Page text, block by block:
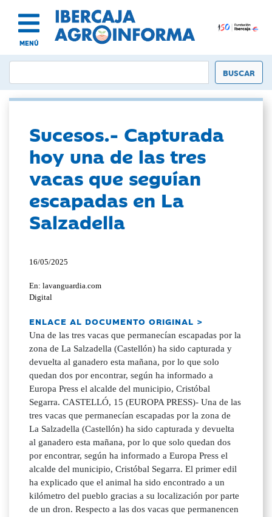
MENÚ
Sucesos.- Capturada
hoy una de las tres
vacas que seguían
escapadas en La
Salzadella
16/05/2025
En: lavanguardia.com
Digital
ENLACE AL DOCUMENTO ORIGINAL >
Una de las tres vacas que permanecían escapadas por la
zona de La Salzadella (Castellón) ha sido capturada y
devuelta al ganadero esta mañana, por lo que solo
quedan dos por encontrar, según ha informado a
Europa Press el alcalde del municipio, Cristóbal
Segarra. CASTELLÓ, 15 (EUROPA PRESS)- Una de las
tres vacas que permanecían escapadas por la zona de
La Salzadella (Castellón) ha sido capturada y devuelta
al ganadero esta mañana, por lo que solo quedan dos
por encontrar, según ha informado a Europa Press el
alcalde del municipio, Cristóbal Segarra. El primer edil
ha explicado que el animal ha sido encontrado a un
kilómetro del pueblo gracias a su localización por parte
de un dron. Respecto a las dos vacas que permanencen